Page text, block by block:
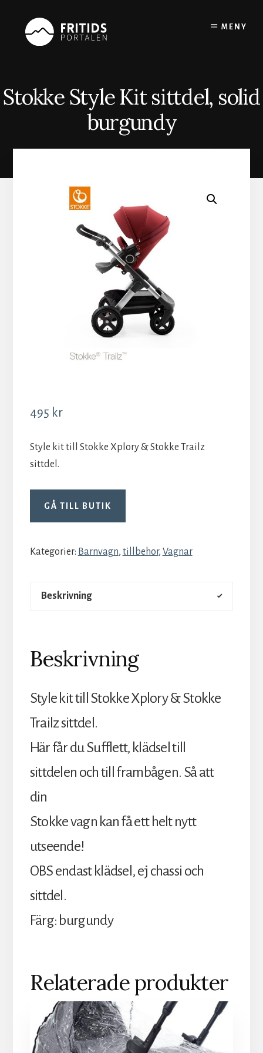
content
MENY
Stokke Style Kit sittdel, solid
burgundy
495 kr
Style kit till Stokke Xplory & Stokke Trailz
sittdel.
GÅ TILL BUTIK
Kategorier: Barnvagn, tillbehor, Vagnar
Beskrivning
Beskrivning
Style kit till Stokke Xplory & Stokke
Trailz sittdel.
Här får du Sufflett, klädsel till
sittdelen och till frambågen. Så att
din
Stokke vagn kan få ett helt nytt
utseende!
OBS endast klädsel, ej chassi och
sittdel.
Färg: burgundy
Relaterade produkter